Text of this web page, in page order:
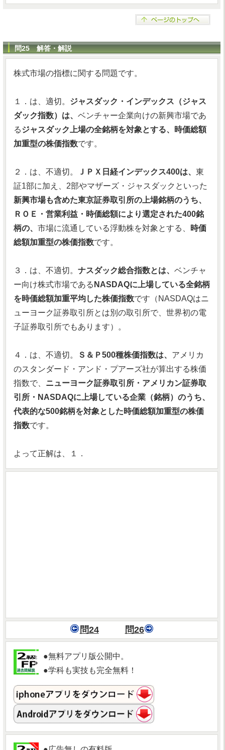
問25 解答・解説
株式市場の指標に関する問題です。
１．は、適切。 ジャスダック・インデックス（ジャス
ダック指数）は、 ベンチャー企業向けの新興市場であ
るジャスダック上場の全銘柄を対象とする、時価総額
加重型の株価指数です。
２．は、不適切。 ＪＰＸ日経インデックス400は、 東
証1部に加え、2部やマザーズ・ジャスダックといった
新興市場も含めた東京証券取引所の上場銘柄のうち、
ＲＯＥ・営業利益・時価総額により選定された400銘
柄の、 市場に流通している浮動株を対象とする、
時価
総額加重型の株価指数です。
３．は、不適切。 ナスダック総合指数とは、 ベンチャ
ー向け株式市場である NASDAQに上場している全銘柄
を時価総額加重平均した株価指数です（NASDAQはニ
ューヨーク証券取引所とは別の取引所で、世界初の電
子証券取引所でもあります）。
４．は、不適切。 Ｓ＆Ｐ500種株価指数は、 アメリカ
のスタンダード・アンド・プアーズ社が算出する株価
指数で、 ニューヨーク証券取引所・アメリカン証券取
引所・NASDAQに上場している企業（銘柄）のうち、
代表的な500銘柄を対象とした時価総額加重型の株価
指数です。
よって正解は、１．
問24 問26
●無料アプリ版公開中。
●学科も実技も完全無料！